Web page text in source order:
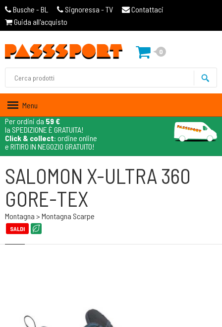
Busche - BL Signoressa - TV
Contattaci
Guida all'acquisto
0
Menu
Per ordini da 59 €
la SPEDIZIONE È GRATUITA!
Click & collect: ordine online
e RITIRO IN NEGOZIO GRATUITO!
SALOMON X-ULTRA 360
GORE-TEX
Montagna > Montagna Scarpe
SALDI